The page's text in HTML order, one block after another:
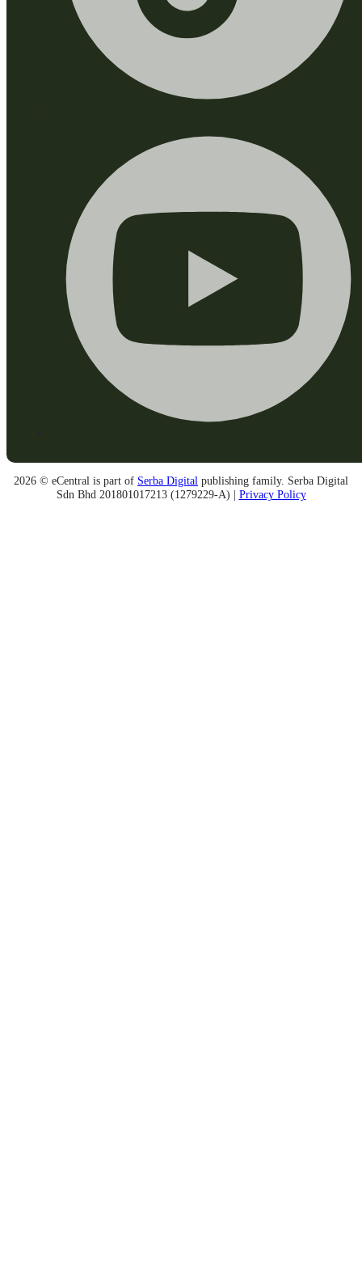
2026 © eCentral is part of Serba Digital publishing family. Serba Digital
Sdn Bhd 201801017213 (1279229-A) | Privacy Policy